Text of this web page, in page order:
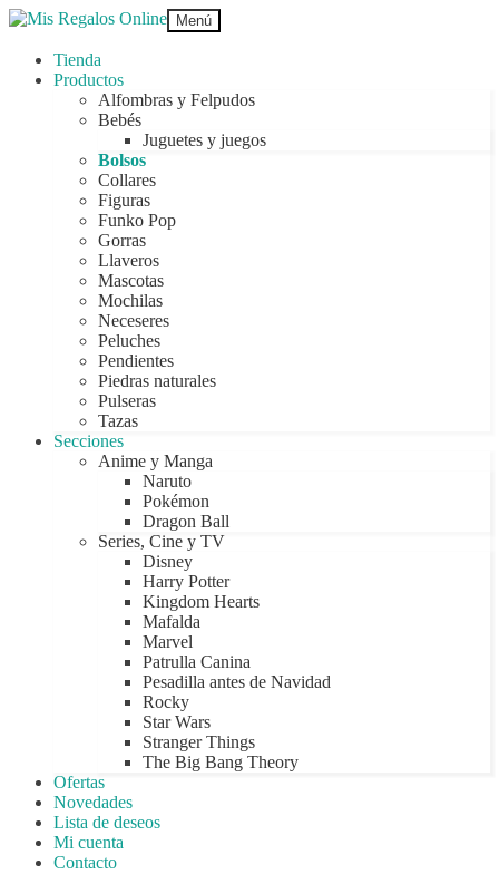
Ir
navegación
Ir
contenido
Menú
Tienda
Productos
Alfombras y Felpudos
Bebés
Juguetes y juegos
Bolsos
Collares
Figuras
Funko Pop
Gorras
Llaveros
Mascotas
Mochilas
Neceseres
Peluches
Pendientes
Piedras naturales
Pulseras
Tazas
Secciones
Anime y Manga
Naruto
Pokémon
Dragon Ball
Series, Cine y TV
Disney
Harry Potter
Kingdom Hearts
Mafalda
Marvel
Patrulla Canina
Pesadilla antes de Navidad
Rocky
Star Wars
Stranger Things
The Big Bang Theory
Ofertas
Novedades
Lista de deseos
Mi cuenta
Contacto